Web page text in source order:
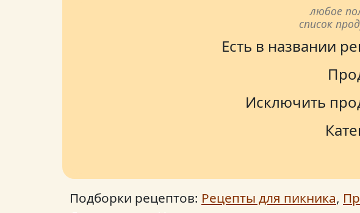
любое
список
Есть в названии
Исключить
Подборки рецептов: Рецепты для пикника,